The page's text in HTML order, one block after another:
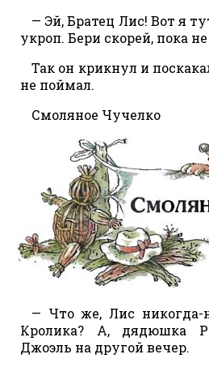
— Эй, Братец Лис! Вот я
укроп. Бери скорей, пока
Так он крикнул и
не поймал.
Смоляное Чучелко
— Что же, Лис никогда-
Кролика? А, дядюшка
Джоэль на другой вечер.